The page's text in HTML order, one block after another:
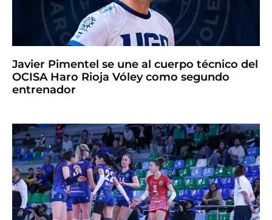
Javier Pimentel se une al cuerpo técnico del
OCISA Haro Rioja Vóley como segundo
entrenador